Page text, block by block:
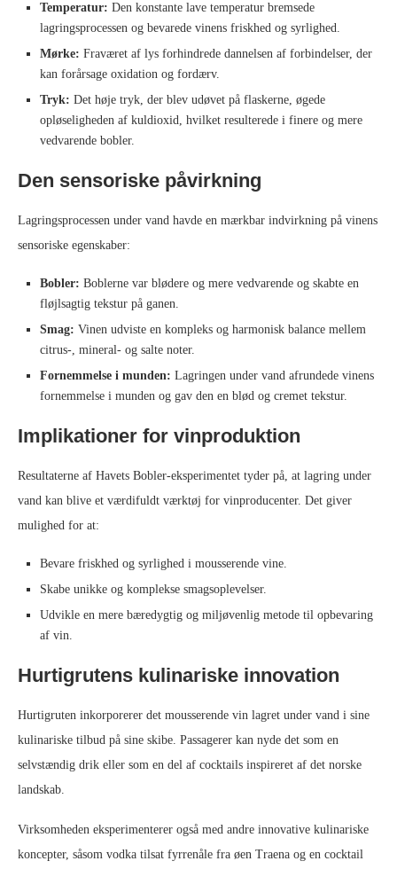
Temperatur: Den konstante lave temperatur bremsede
lagringsprocessen og bevarede vinens friskhed og syrlighed.
Mørke: Fraværet af lys forhindrede dannelsen af forbindelser, der
kan forårsage oxidation og fordærv.
Tryk: Det høje tryk, der blev udøvet på flaskerne, øgede
opløseligheden af kuldioxid, hvilket resulterede i finere og mere
vedvarende bobler.
Den sensoriske påvirkning
Lagringsprocessen under vand havde en mærkbar indvirkning på vinens
sensoriske egenskaber:
Bobler: Boblerne var blødere og mere vedvarende og skabte en
fløjlsagtig tekstur på ganen.
Smag: Vinen udviste en kompleks og harmonisk balance mellem
citrus-, mineral- og salte noter.
Fornemmelse i munden: Lagringen under vand afrundede vinens
fornemmelse i munden og gav den en blød og cremet tekstur.
Implikationer for vinproduktion
Resultaterne af Havets Bobler-eksperimentet tyder på, at lagring under
vand kan blive et værdifuldt værktøj for vinproducenter. Det giver
mulighed for at:
Bevare friskhed og syrlighed i mousserende vine.
Skabe unikke og komplekse smagsoplevelser.
Udvikle en mere bæredygtig og miljøvenlig metode til opbevaring
af vin.
Hurtigrutens kulinariske innovation
Hurtigruten inkorporerer det mousserende vin lagret under vand i sine
kulinariske tilbud på sine skibe. Passagerer kan nyde det som en
selvstændig drik eller som en del af cocktails inspireret af det norske
landskab.
Virksomheden eksperimenterer også med andre innovative kulinariske
koncepter, såsom vodka tilsat fyrrenåle fra øen Traena og en cocktail